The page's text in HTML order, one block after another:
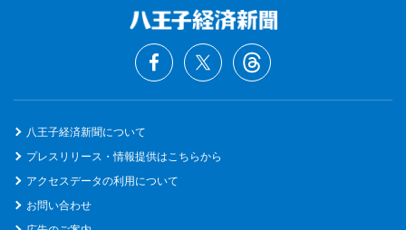
八王子経済新聞について
プレスリリース・情報提供はこちらから
アクセスデータの利用について
お問い合わせ